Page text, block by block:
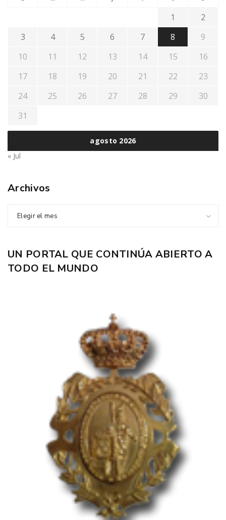
agosto 2026
1
2
3
4 5 6 7 8
9
10
11 12 13 14 15
16
17
18 19 20 21 22
23
24
25 26 27 28 29
30
31
« Jul
Archivos
Elegir el mes
UN PORTAL QUE CONTINÚA ABIERTO A
TODO EL MUNDO